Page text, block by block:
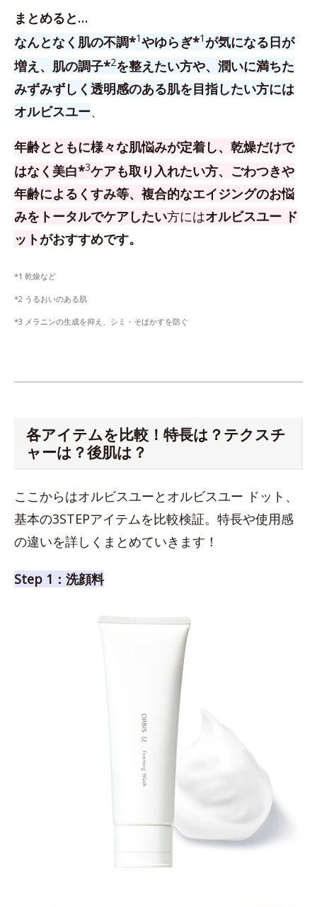
まとめると…
なんとなく肌の不調*1やゆらぎ*1 が気になる日が
増え、肌の調子*2を整えたい方や、潤いに満ちた
みずみずしく透明感のある肌を目指したい方には
オルビスユー、
年齢とともに様々な肌悩みが定着し、乾燥だけで
はなく美白*3ケアも取り入れたい方、 ごわつきや
年齢によるくすみ等、複合的なエイジングのお悩
みをトータルでケアしたい方にはオルビスユー ド
ットがおすすめです。
*1 乾燥など
*2 うるおいのある肌
*3 メラニンの生成を抑え、シミ・そばかすを防ぐ
各アイテムを比較！特長は？テクスチ
ャーは？後肌は？
ここからはオルビスユーとオルビスユー ドット、
基本の3STEPアイテムを比較検証。特長や使用感
の違いを詳しくまとめていきます！
Step 1：洗顔料